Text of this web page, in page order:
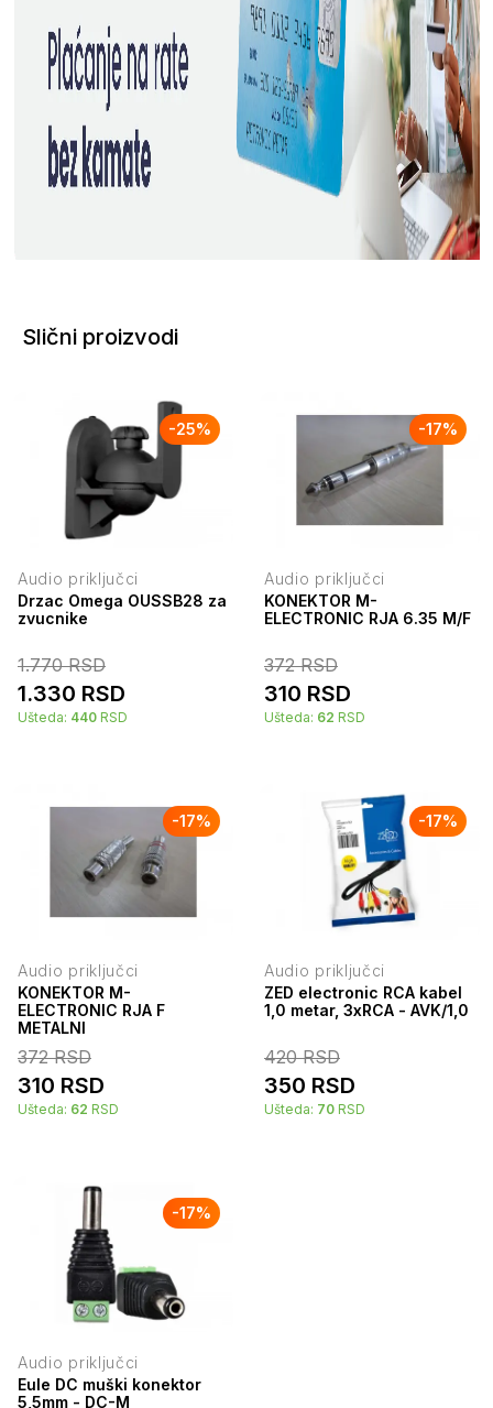
Slični proizvodi
-25%
Audio priključci
Drzac Omega OUSSB28 za
zvucnike
1.770RSD
1.330 RSD
Ušteda: 440 RSD
-17%
Audio priključci
KONEKTOR M-
ELECTRONIC RJA 6.35 M/F
372 RSD
310 RSD
Ušteda: 62 RSD
-17%
Audio priključci
KONEKTOR M-
ELECTRONIC RJA F
METALNI
372 RSD
310 RSD
Ušteda: 62 RSD
-17%
Audio priključci
ZED electronic RCA kabel
1,0 metar, 3xRCA - AVK/1,0
420 RSD
350 RSD
Ušteda: 70 RSD
-17%
Audio priključci
Eule DC muški konektor
5,5mm - DC-M